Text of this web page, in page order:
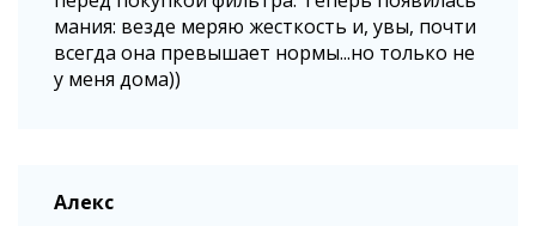
мания: везде меряю жесткость и, увы, почти
всегда она превышает нормы...но только не
у меня дома))
Алекс